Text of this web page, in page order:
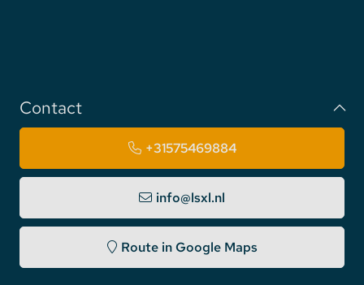
Contact
+31575469884
info@lsxl.nl
Route in Google Maps